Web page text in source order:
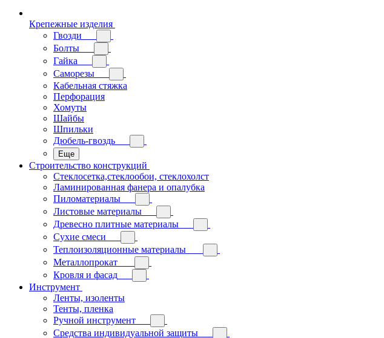
Крепежные изделия
Гвозди
Болты
Гайка
Саморезы
Кабельная стяжка
Перфорация
Хомуты
Шайбы
Шпильки
Дюбель-гвоздь
Еще
Строительство конструкций
Стеклосетка,стеклообои, стеклохолст
Ламинированная фанера и опалубка
Пиломатериалы
Листовые материалы
Древесно плитные материалы
Сухие смеси
Теплоизоляционные материалы
Металлопрокат
Кровля и фасад
Инструмент
Ленты, изоленты
Тенты, пленка
Ручной инструмент
Средства индивидуальной защиты